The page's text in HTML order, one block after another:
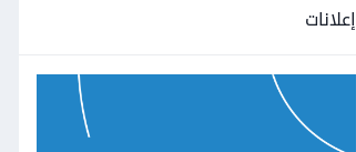
إعلانات